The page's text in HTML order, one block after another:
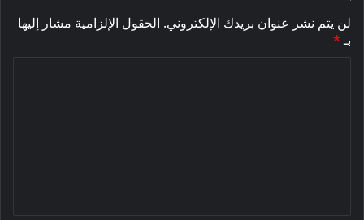
لن يتم نشر عنوان بريدك الإلكتروني. الحقول الإلزامية مشار إليها
بـ*